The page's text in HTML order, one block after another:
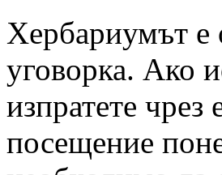
Хербариумът е
уговорка. Ако
изпратете
посещение